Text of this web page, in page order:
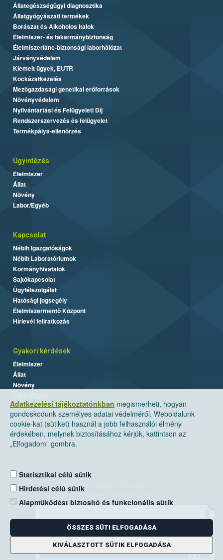
Adatkezelési tájékoztatónkban megismerheti, hogyan
gondoskodunk személyes adatai védelméről. Weboldalunk
cookie-kat (sütiket) használ a jobb felhasználói élmény
érdekében, melynek biztosításához kérjük, kattintson az
„Elfogadom” gombra.
Statisztikai célú sütik
Hirdetési célú sütik
Alapműködést biztosító és funkcionális sütik
ÖSSZES SÜTI ELFOGADÁSA
KIVÁLASZTOTT SÜTIK ELFOGADÁSA
Állategészségügyi diagnosztika
Állatgyógyászati termékek
Borászat és Alkoholos Italok
Élelmiszer- és takarmánybiztonság
Élelmiszerlánc-biztonsági laborhálózat
Járványvédelem
Kiemelt ügyek, EUTR
Kockázatkezelés
Mezőgazdasági genetikai erőforrások
Növényvédelem
Nyilvántartási és Felügyeleti Díj
Rendszerszervezés és felügyelet
Termékpálya-ellenőrzés
Ügyintézés
Élelmiszer
Állat
Növény
Labor/Egyéb
Kapcsolat
Nébih Igazgatóságok
Nébih Laboratóriumok
Kormányhivatalok
Sajtókapcsolat
Ügyfélszolgálat
Hatósági jogsegély
Élelmiszermentő Központ
Hírlevél feliratkozás
Gyakori kérdések
Élelmiszer
Állat
Növény
Nemzeti Élelmiszerlánc-biztonsági Hivatal
Levelezési cím: 1525 Budapest. Pf. 30.
E-mail:ugyfelszolgalat@nebih.gov.hu
Zöld szám: 06-80/263-244
Telefon: 06-1/ 336-9000